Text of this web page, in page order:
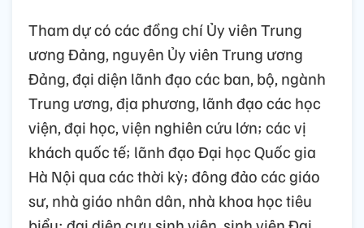
Tham dự có các đồng chí Ủy viên Trung
ương Đảng, nguyên Ủy viên Trung ương
Đảng, đại diện lãnh đạo các ban, bộ, ngành
Trung ương, địa phương, lãnh đạo các học
viện, đại học, viện nghiên cứu lớn; các vị
khách quốc tế; lãnh đạo Đại học Quốc gia
Hà Nội qua các thời kỳ; đông đảo các giáo
sư, nhà giáo nhân dân, nhà khoa học tiêu